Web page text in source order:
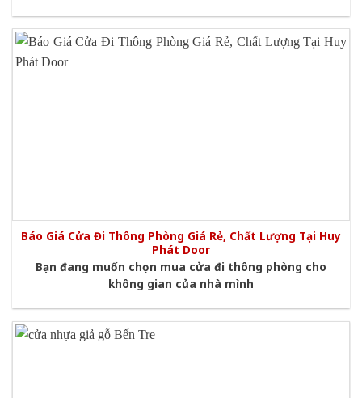
Báo Giá Cửa Đi Thông Phòng Giá Rẻ, Chất Lượng Tại Huy
Phát Door
Bạn đang muốn chọn mua cửa đi thông phòng cho
không gian của nhà mình